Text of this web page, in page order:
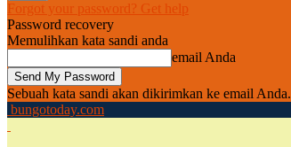
Forgot your password? Get help
Password recovery
Memulihkan kata sandi anda
email Anda
Sebuah kata sandi akan dikirimkan ke email Anda.
bungotoday.com